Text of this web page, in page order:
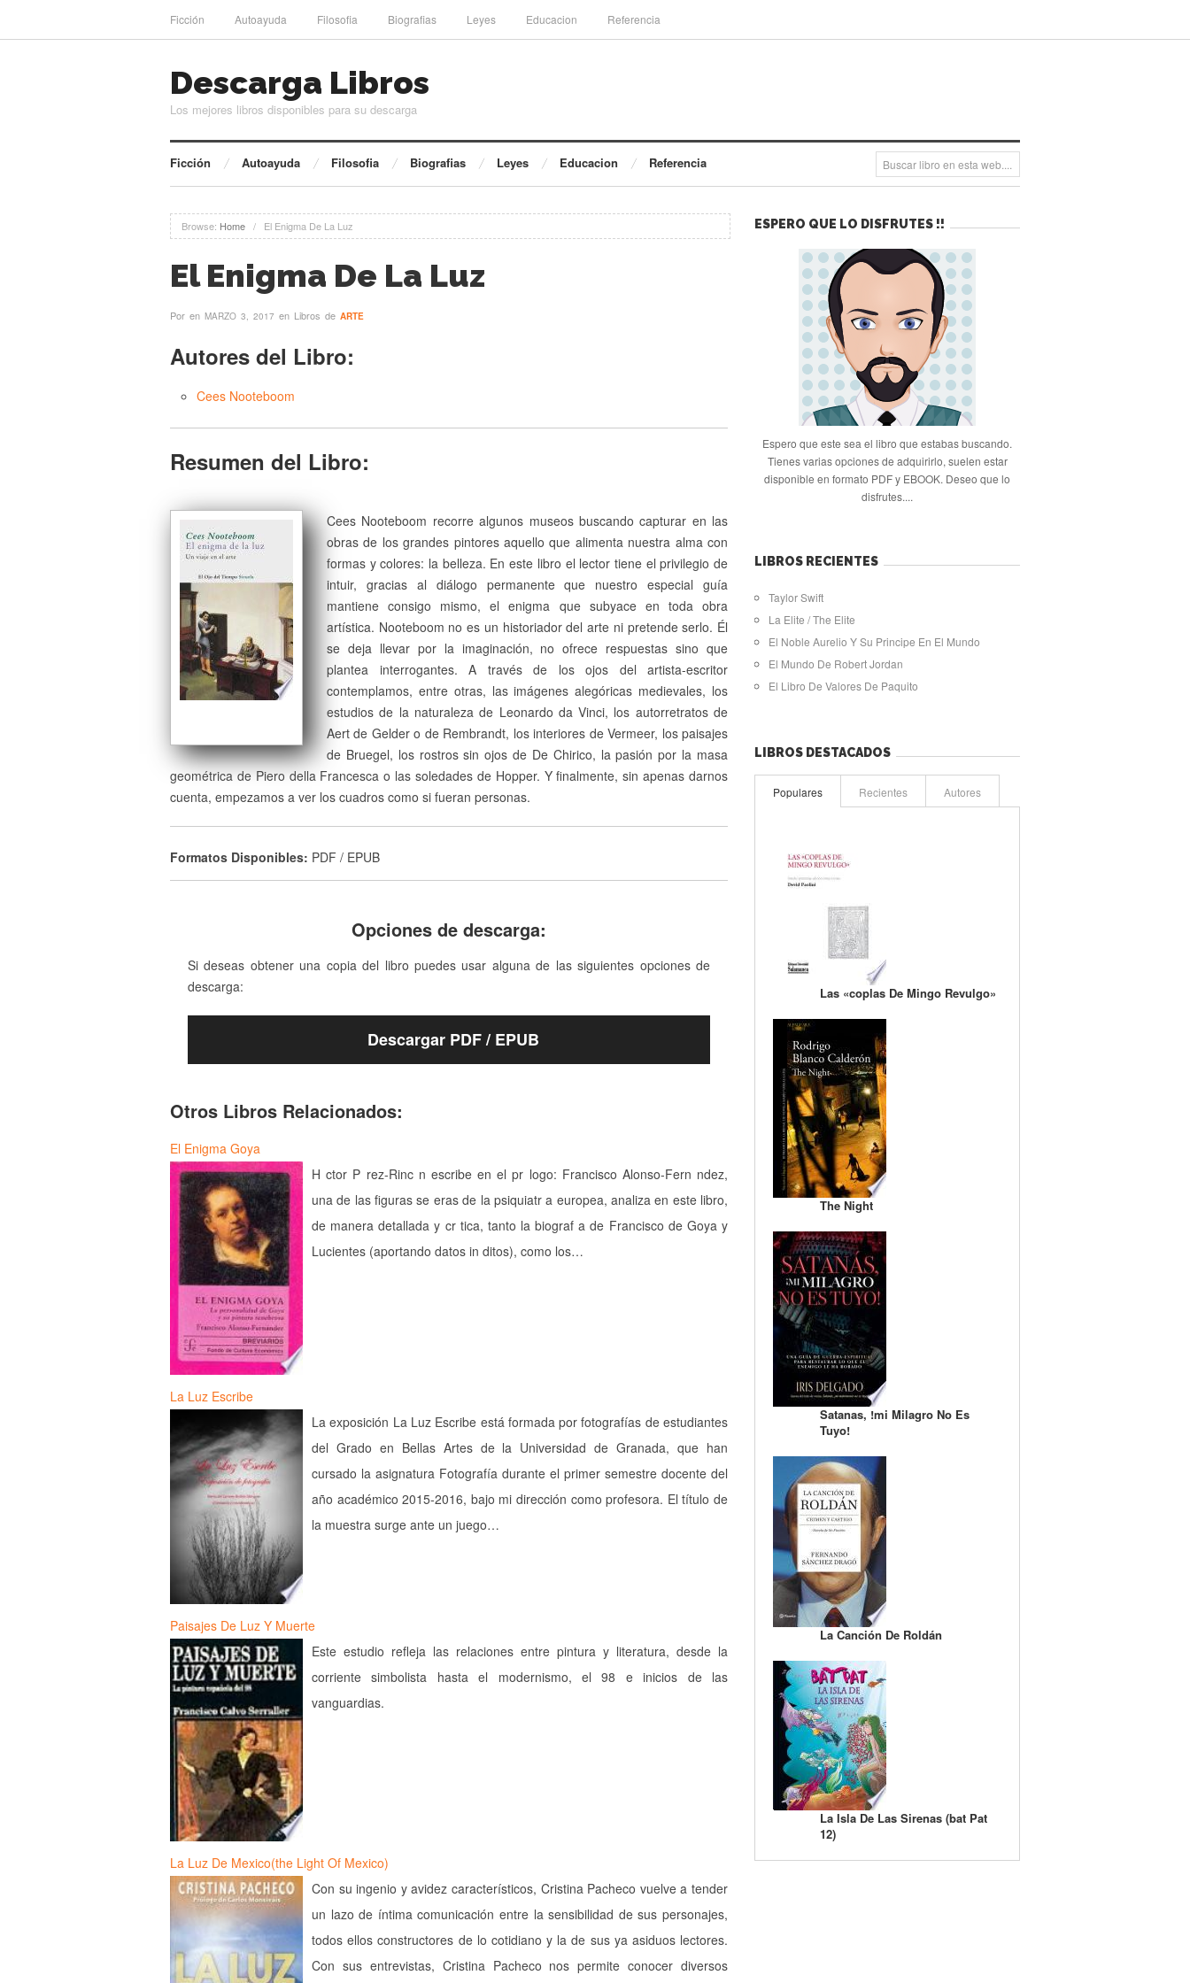
Ficción Autoayuda Filosofia Biografias Leyes Educacion Referencia
Descarga Libros
Los mejores libros disponibles para su descarga
Ficción Autoayuda Filosofia Biografias Leyes Educacion Referencia
Browse: Home / El Enigma De La Luz
El Enigma De La Luz
Por en MARZO 3, 2017 en Libros de ARTE
Autores del Libro:
Cees Nooteboom
Resumen del Libro:
Cees Nooteboom recorre algunos museos buscando capturar en las
obras de los grandes pintores aquello que alimenta nuestra alma con
formas y colores: la belleza. En este libro el lector tiene el privilegio de
intuir, gracias al diálogo permanente que nuestro especial guía
mantiene consigo mismo, el enigma que subyace en toda obra
artística. Nooteboom no es un historiador del arte ni pretende serlo. Él
se deja llevar por la imaginación, no ofrece respuestas sino que
plantea interrogantes. A través de los ojos del artista-escritor
contemplamos, entre otras, las imágenes alegóricas medievales, los
estudios de la naturaleza de Leonardo da Vinci, los autorretratos de
Aert de Gelder o de Rembrandt, los interiores de Vermeer, los paisajes
de Bruegel, los rostros sin ojos de De Chirico, la pasión por la masa
geométrica de Piero della Francesca o las soledades de Hopper. Y finalmente, sin apenas darnos
cuenta, empezamos a ver los cuadros como si fueran personas.
Formatos Disponibles: PDF / EPUB
Opciones de descarga:
Si deseas obtener una copia del libro puedes usar alguna de las siguientes opciones de
descarga:
Descargar PDF / EPUB
Otros Libros Relacionados:
El Enigma Goya
H ctor P rez-Rinc n escribe en el pr logo: Francisco Alonso-Fern ndez,
una de las figuras se eras de la psiquiatr a europea, analiza en este libro,
de manera detallada y cr tica, tanto la biograf a de Francisco de Goya y
Lucientes (aportando datos in ditos), como los…
La Luz Escribe
La exposición La Luz Escribe está formada por fotografías de estudiantes
del Grado en Bellas Artes de la Universidad de Granada, que han
cursado la asignatura Fotografía durante el primer semestre docente del
año académico 2015-2016, bajo mi dirección como profesora. El título de
la muestra surge ante un juego…
Paisajes De Luz Y Muerte
Este estudio refleja las relaciones entre pintura y literatura, desde la
corriente simbolista hasta el modernismo, el 98 e inicios de las
vanguardias.
La Luz De Mexico(the Light Of Mexico)
Con su ingenio y avidez característicos, Cristina Pacheco vuelve a tender
un lazo de íntima comunicación entre la sensibilidad de sus personajes,
todos ellos constructores de lo cotidiano y la de sus ya asiduos lectores.
Con sus entrevistas, Cristina Pacheco nos permite conocer diversos
ESPERO QUE LO DISFRUTES !!
Espero que este sea el libro que estabas buscando.
Tienes varias opciones de adquirirlo, suelen estar
disponible en formato PDF y EBOOK. Deseo que lo
disfrutes....
LIBROS RECIENTES
Taylor Swift
La Elite / The Elite
El Noble Aurelio Y Su Principe En El Mundo
El Mundo De Robert Jordan
El Libro De Valores De Paquito
LIBROS DESTACADOS
Populares Recientes Autores
Las «coplas De Mingo Revulgo»
The Night
Satanas, !mi Milagro No Es
Tuyo!
La Canción De Roldán
La Isla De Las Sirenas (bat Pat
12)